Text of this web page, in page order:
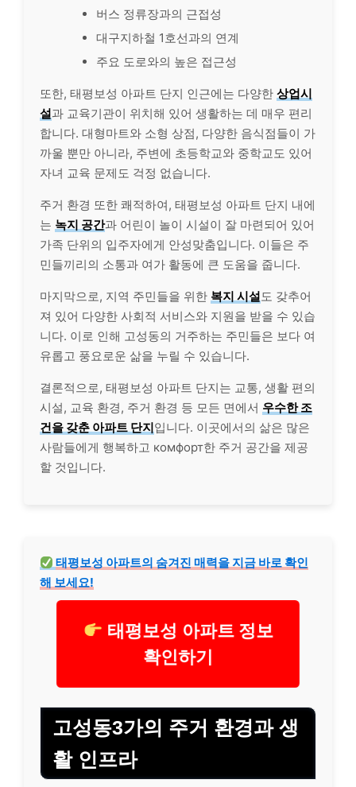
버스 정류장과의 근접성
대구지하철 1호선과의 연계
주요 도로와의 높은 접근성
또한, 태평보성 아파트 단지 인근에는 다양한 상업시
설과 교육기관이 위치해 있어 생활하는 데 매우 편리
합니다. 대형마트와 소형 상점, 다양한 음식점들이 가
까울 뿐만 아니라, 주변에 초등학교와 중학교도 있어
자녀 교육 문제도 걱정 없습니다.
주거 환경 또한 쾌적하여, 태평보성 아파트 단지 내에
는 녹지 공간과 어린이 놀이 시설이 잘 마련되어 있어
가족 단위의 입주자에게 안성맞춤입니다. 이들은 주
민들끼리의 소통과 여가 활동에 큰 도움을 줍니다.
마지막으로, 지역 주민들을 위한 복지 시설도 갖추어
져 있어 다양한 사회적 서비스와 지원을 받을 수 있습
니다. 이로 인해 고성동의 거주하는 주민들은 보다 여
유롭고 풍요로운 삶을 누릴 수 있습니다.
결론적으로, 태평보성 아파트 단지는 교통, 생활 편의
시설, 교육 환경, 주거 환경 등 모든 면에서 우수한 조
건을 갖춘 아파트 단지입니다. 이곳에서의 삶은 많은
사람들에게 행복하고 комфорт한 주거 공간을 제공
할 것입니다.
태평보성 아파트의 숨겨진 매력을 지금 바로 확인
해 보세요!
태평보성 아파트 정보
확인하기
고성동3가의 주거 환경과 생
활 인프라